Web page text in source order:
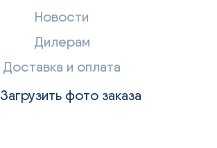
Загрузить фото заказа
Новости
Дилерам
Доставка и оплата